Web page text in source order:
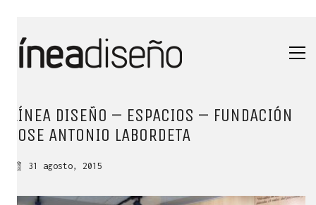
LÍNEA DISEÑO – ESPACIOS – FUNDACIÓN
JOSE ANTONIO LABORDETA
31 agosto, 2015